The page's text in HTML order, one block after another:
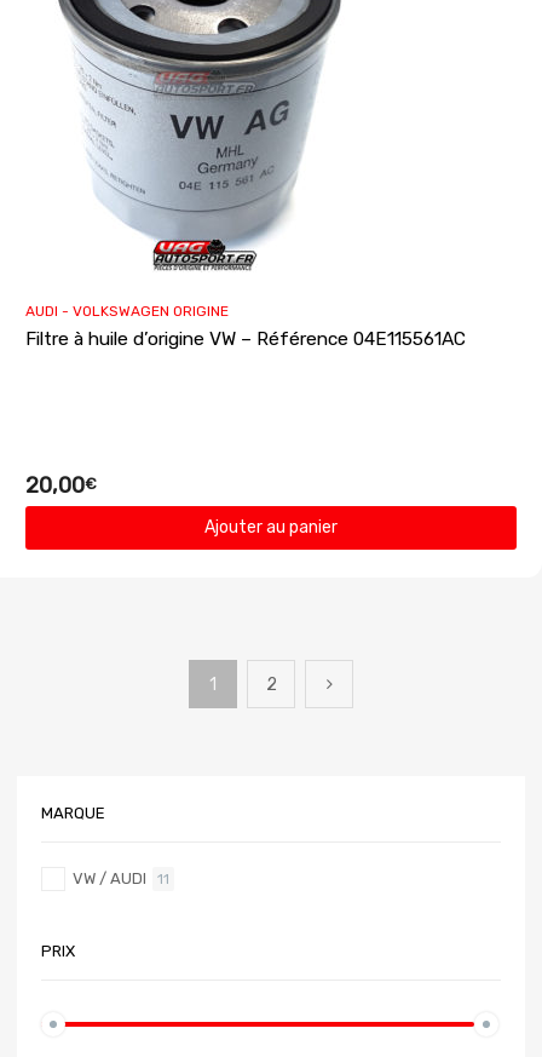
AUDI - VOLKSWAGEN ORIGINE
Filtre à huile d’origine VW – Référence 04E115561AC
20,00€
Ajouter au panier
1 2
MARQUE
VW / AUDI 11
PRIX